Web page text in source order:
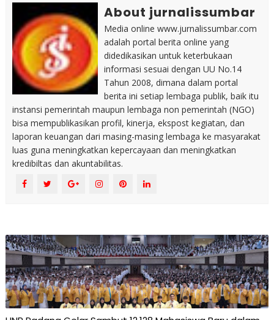
About jurnalissumbar
Media online www.jurnalissumbar.com
adalah portal berita online yang
didedikasikan untuk keterbukaan
informasi sesuai dengan UU No.14
Tahun 2008, dimana dalam portal
berita ini setiap lembaga publik, baik itu
instansi pemerintah maupun lembaga non pemerintah (NGO)
bisa mempublikasikan profil, kinerja, ekspost kegiatan, dan
laporan keuangan dari masing-masing lembaga ke masyarakat
luas guna meningkatkan kepercayaan dan meningkatkan
kredibiltas dan akuntabilitas.